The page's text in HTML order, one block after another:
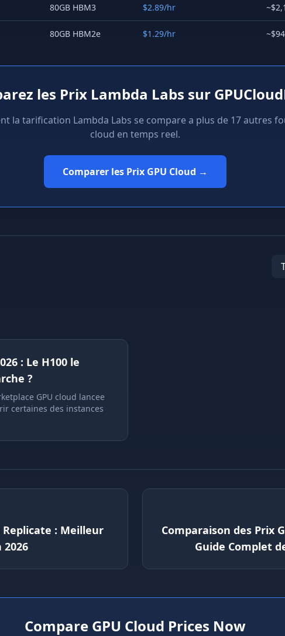
80GB HBM3 $2.89/hr
80GB HBM2e $1.29/hr
les Prix Lambda Labs sur
la tarification Lambda Labs se compare a plus de 17 autres
cloud en temps reel.
Comparer les Prix GPU Cloud →
: Le H100 le
?
GPU cloud lancee
certaines des instances
Replicate : Meilleur
2026
Comparaison des Prix
Guide Complet
Compare GPU Cloud Prices Now